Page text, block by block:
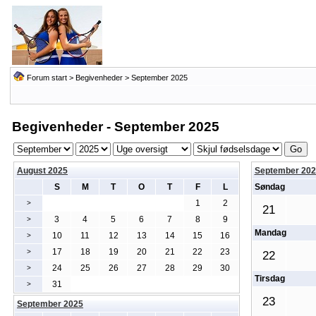
Forum start> Begivenheder> September 2025
Begivenheder - September 2025
August 2025
S
M T O T F L
> 1 2
> 3 4 5 6 7 8 9
> 10 11 12 13 14 15 16
> 17 18 19 20 21 22 23
> 24 25 26 27 28 29 30
> 31
September
Søndag
21
Mandag
22
Tirsdag
23
September 2025